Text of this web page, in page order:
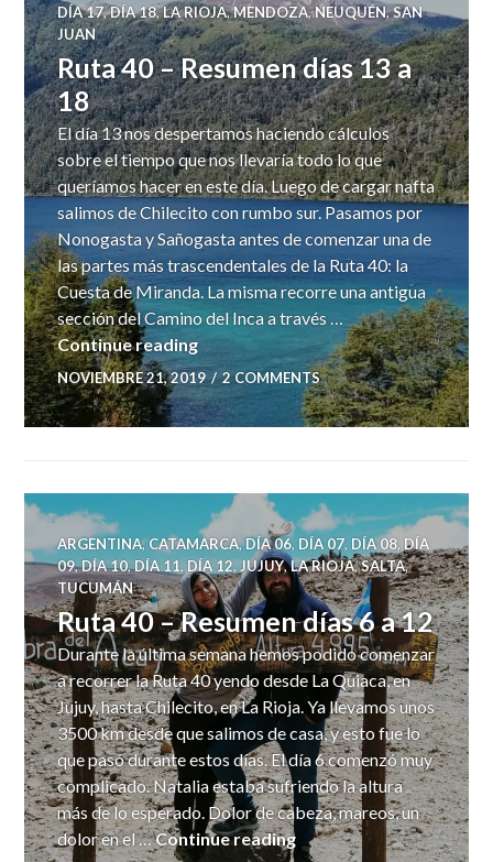
DÍA 17,DÍA 18,LA RIOJA,MENDOZA,NEUQUÉN,SAN
JUAN
Ruta 40 – Resumen días 13 a
18
El día 13 nos despertamos haciendo cálculos
sobre el tiempo que nos llevaría todo lo que
queríamos hacer en este día. Luego de cargar nafta
salimos de Chilecito con rumbo sur. Pasamos por
Nonogasta y Sañogasta antes de comenzar una de
las partes más trascendentales de la Ruta 40: la
Cuesta de Miranda. La misma recorre una antigua
sección del Camino del Inca a través …
Continue readingRuta 40 – Resumen días 13 a 18
NOVIEMBRE 21, 2019 2 COMMENTS
ARGENTINA,CATAMARCA,DÍA 06, DÍA 07, DÍA 08,DÍA
09,DÍA 10,DÍA 11,DÍA 12, JUJUY,LA RIOJA,SALTA,
TUCUMÁN
Ruta 40 – Resumen días 6 a 12
Durante la última semana hemos podido comenzar
a recorrer la Ruta 40 yendo desde La Quiaca, en
Jujuy, hasta Chilecito, en La Rioja. Ya llevamos unos
3500 km desde que salimos de casa, y esto fue lo
que pasó durante estos días. El día 6 comenzó muy
complicado. Natalia estaba sufriendo la altura
más de lo esperado. Dolor de cabeza, mareos, un
dolor en el …Continue readingRuta 40 – Resumen días